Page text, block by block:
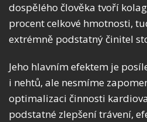
dospělého člověka tvoří
procent celkové hmotnosti,
extrémně podstatný činitel
Jeho hlavním efektem je
i nehtů, ale nesmíme
optimalizaci činnosti
podstatné zlepšení trávení,